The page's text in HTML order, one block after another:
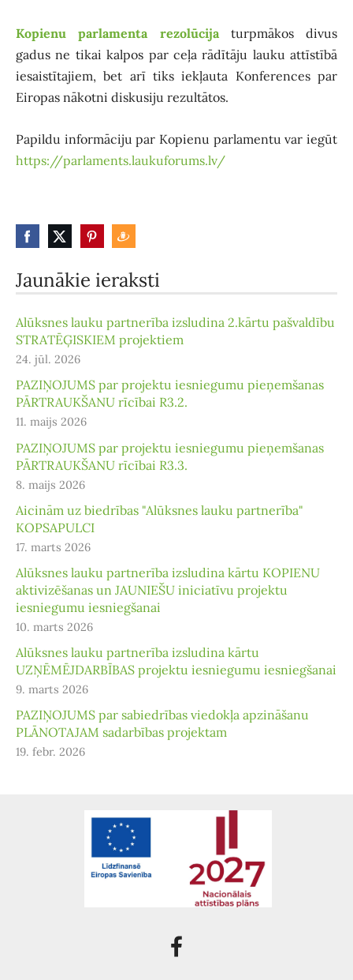
Jaunākie ieraksti
Alūksnes lauku partnerība izsludina 2.kārtu pašvaldību
STRATĒĢISKIEM projektiem
24. jūl. 2026
PAZIŅOJUMS par projektu iesniegumu pieņemšanas
PĀRTRAUKŠANU rīcībai R3.2.
11. maijs 2026
PAZIŅOJUMS par projektu iesniegumu pieņemšanas
PĀRTRAUKŠANU rīcībai R3.3.
8. maijs 2026
Aicinām uz biedrības "Alūksnes lauku partnerība"
KOPSAPULCI
17. marts 2026
Alūksnes lauku partnerība izsludina kārtu KOPIENU
aktivizēšanas un JAUNIEŠU iniciatīvu projektu
iesniegumu iesniegšanai
10. marts 2026
Alūksnes lauku partnerība izsludina kārtu
UZŅĒMĒJDARBĪBAS projektu iesniegumu iesniegšanai
9. marts 2026
PAZIŅOJUMS par sabiedrības viedokļa apzināšanu
PLĀNOTAJAM sadarbības projektam
19. febr. 2026
Kopienu parlamenta rezolūcijaturpmākos divus
gadus ne tikai kalpos par ceļa rādītāju lauku attīstībā
iesaistītajiem, bet arī tiks iekļauta Konferences par
Eiropas nākotni diskusiju rezultātos.
Papildu informāciju par Kopienu parlamentu var iegūt
https://parlaments.laukuforums.lv/